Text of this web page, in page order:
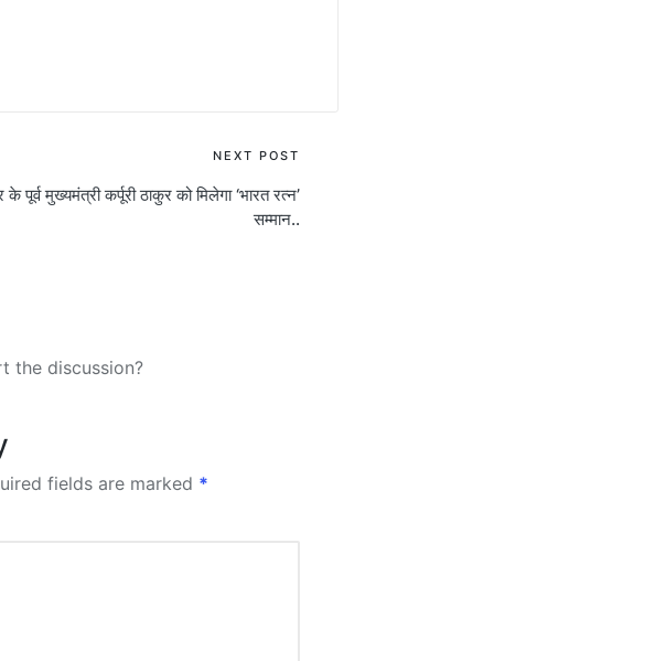
NEXT POST
के पूर्व मुख्यमंत्री कर्पूरी ठाकुर को मिलेगा ‘भारत रत्न’
सम्मान..
the discussion?
fields are marked *